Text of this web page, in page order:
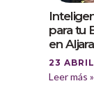
para tu
en
23
Leer más »